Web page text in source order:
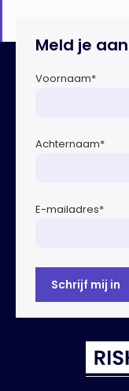
Meld je
Voornaam*
Achternaam*
E-mailadres*